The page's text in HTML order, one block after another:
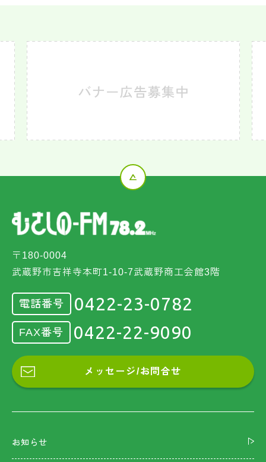
〒180-0004
武蔵野市吉祥寺本町1-10-7武蔵野商工会館3階
電話番号 0422-23-0782
FAX番号 0422-22-9090
メッセージ/お問合せ
お知らせ